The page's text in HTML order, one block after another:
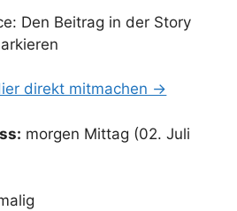
Den Beitrag in der Story
direkt mitmachen →
morgen Mittag (02. Juli